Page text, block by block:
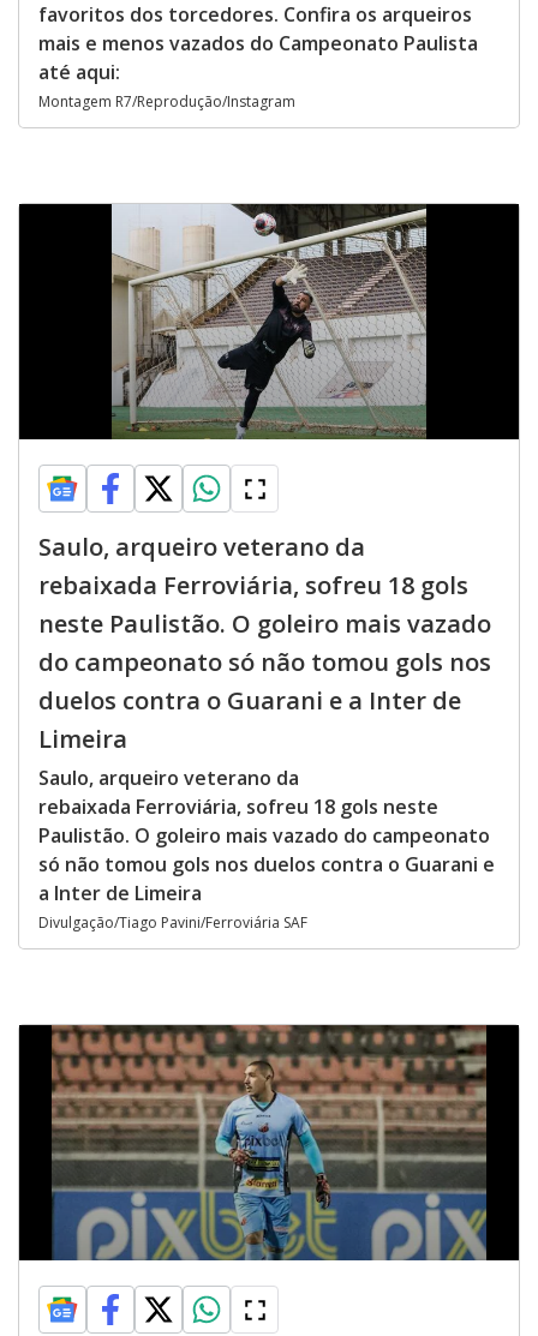
favoritos dos torcedores. Confira os arqueiros
mais e menos vazados do Campeonato Paulista
até aqui:
Montagem R7/Reprodução/Instagram
Saulo, arqueiro veterano da
rebaixada Ferroviária, sofreu 18 gols
neste Paulistão. O goleiro mais vazado
do campeonato só não tomou gols nos
duelos contra o Guarani e a Inter de
Limeira
Saulo, arqueiro veterano da
rebaixada Ferroviária, sofreu 18 gols neste
Paulistão. O goleiro mais vazado do campeonato
só não tomou gols nos duelos contra o Guarani e
a Inter de Limeira
Divulgação/Tiago Pavini/Ferroviária SAF